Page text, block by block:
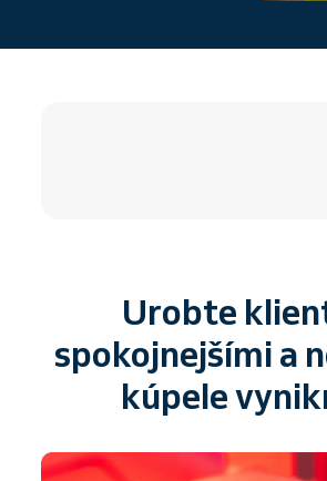
Urobte
spokojnejšími a
kúpele